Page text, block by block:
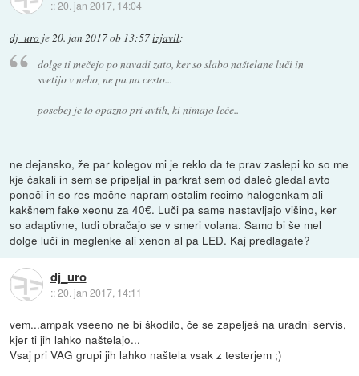
::20. jan 2017, 14:04
dj_uro je20. jan 2017 ob 13:57izjavil:
dolge ti mečejo po navadi zato, ker so slabo naštelane luči in
svetijo v nebo, ne pa na cesto...
posebej je to opazno pri avtih, ki nimajo leče..
ne dejansko, že par kolegov mi je reklo da te prav zaslepi ko so me
kje čakali in sem se pripeljal in parkrat sem od daleč gledal avto
ponoči in so res močne napram ostalim recimo halogenkam ali
kakšnem fake xeonu za 40€. Luči pa same nastavljajo višino, ker
so adaptivne, tudi obračajo se v smeri volana. Samo bi še mel
dolge luči in meglenke ali xenon al pa LED. Kaj predlagate?
dj_uro
::20. jan 2017, 14:11
vem...ampak vseeno ne bi škodilo, če se zapelješ na uradni servis,
kjer ti jih lahko naštelajo...
Vsaj pri VAG grupi jih lahko naštela vsak z testerjem ;)